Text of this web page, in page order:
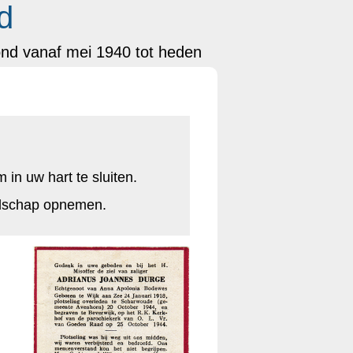
vanaf mei 1940 tot heden
in uw hart te sluiten.
opnemen.